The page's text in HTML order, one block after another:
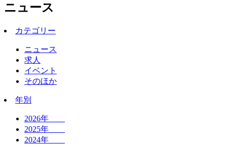
ニュース
カテゴリー
ニュース
求人
イベント
そのほか
年別
2026年
2025年
2024年